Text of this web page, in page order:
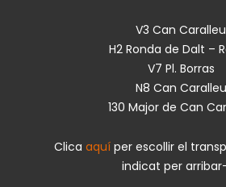
V3 Can Caralleu
H2 Ronda de Dalt –
V7 Pl. Borras
N8 Can Caralleu
130 Major de Can
Clica aquí per escollir el
indicat per